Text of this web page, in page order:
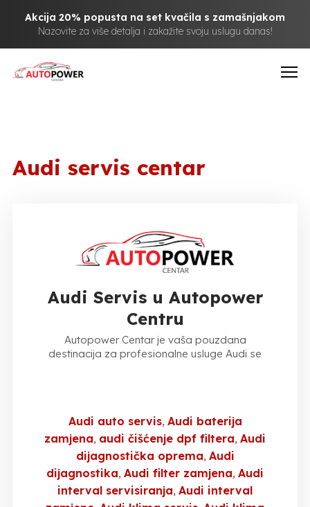
Akcija 20% popusta na set kvačila s zamašnjakom
Nazovite za više detalja i zakažite svoju uslugu danas!
Audi servis centar
Audi Servis u Autopower
Centru
Autopower Centar je vaša pouzdana
destinacija za profesionalne usluge Audi se
Audi auto servis Audi baterija
zamjena audi čišćenje dpf filtera Audi
dijagnostička oprema Audi
dijagnostika Audi filter zamjena Audi
interval servisiranja Audi interval